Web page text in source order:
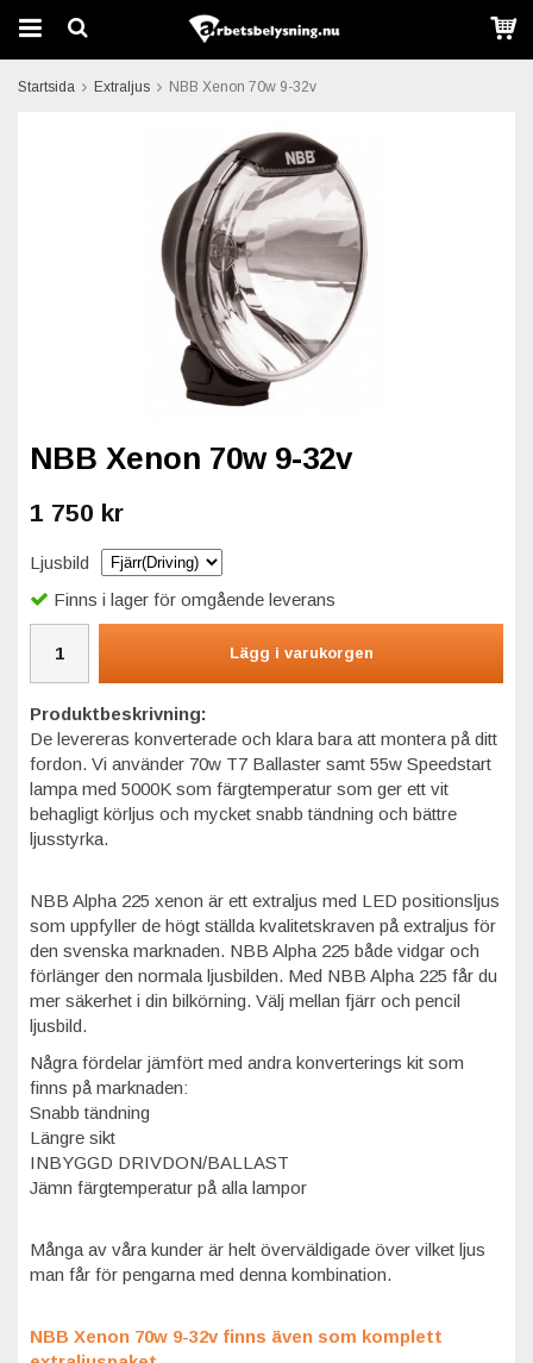
Startsida Extraljus NBB Xenon 70w 9-32v
NBB Xenon 70w 9-32v
1 750 kr
Ljusbild
Finns i lager för omgående leverans
Lägg i varukorgen
Produktbeskrivning:
De levereras konverterade och klara bara att montera på ditt
fordon. Vi använder 70w T7 Ballaster samt 55w Speedstart
lampa med 5000K som färgtemperatur som ger ett vit
behagligt körljus och mycket snabb tändning och bättre
ljusstyrka.
NBB Alpha 225 xenon är ett extraljus med LED positionsljus
som uppfyller de högt ställda kvalitetskraven på extraljus för
den svenska marknaden. NBB Alpha 225 både vidgar och
förlänger den normala ljusbilden. Med NBB Alpha 225 får du
mer säkerhet i din bilkörning. Välj mellan fjärr och pencil
ljusbild.
Några fördelar jämfört med andra konverterings kit som
finns på marknaden:
Snabb tändning
Längre sikt
INBYGGD DRIVDON/BALLAST
Jämn färgtemperatur på alla lampor
Många av våra kunder är helt överväldigade över vilket ljus
man får för pengarna med denna kombination.
NBB Xenon 70w 9-32v finns även som komplett